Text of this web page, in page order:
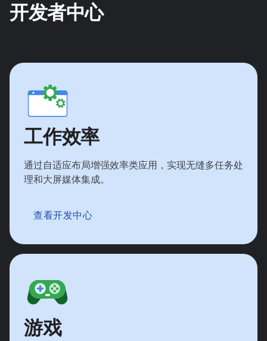
开发者中心
工作效率
通过自适应布局增强效率类应用，实现无缝多任务处
理和大屏媒体集成。
查看开发中心
游戏